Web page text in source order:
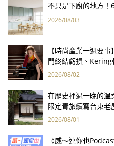
不只是下廚的地方
2026/08/03
【時尚產業一週要
門終結虧損、
報亮眼
2026/08/02
在歷史裡過一晚的溫
限定青旅續寫台東老
2026/08/01
《威～連你也